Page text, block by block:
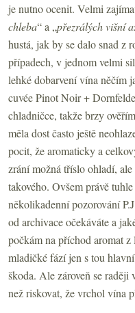
je nutno ocenit. Velmi
chleba“ a „přezrálých višní
hustá, jak by se dalo snad z
případech, v jednom velmi
lehké dobarvení vína něčím
cuvée Pinot Noir +
chladničce, takže brzy
měla dost často ještě
pocit, že aromaticky a
zrání možná tříslo ohladí,
takového. Ovšem právě
několikadenní pozorování
od archivace očekáváte a
počkám na příchod aromat
mladičké fází jen s tou
škoda. Ale zároveň se
než riskovat, že vrchol vína